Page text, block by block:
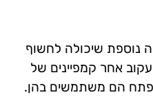
נוספת שיכולה לחשוף
אחר קמפיינים של
מפתח הם משתמשים בהן.